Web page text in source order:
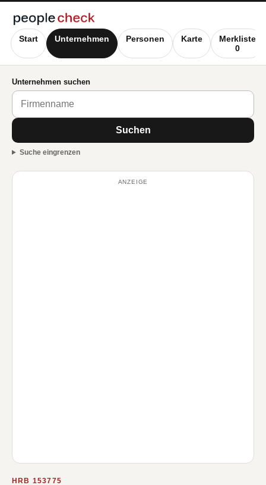
Start Unternehmen Personen Karte
Merkliste
0
Unternehmen suchen
Suchen
Suche eingrenzen
ANZEIGE
HRB 153775